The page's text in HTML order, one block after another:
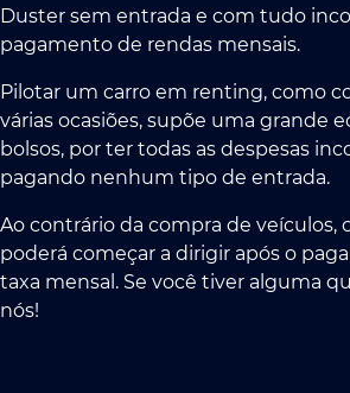
Duster sem entrada e com tudo
pagamento de rendas mensais.
Pilotar um carro em renting, como
várias ocasiões, supõe uma grande
bolsos, por ter todas as despesas
pagando nenhum tipo de entrada.
Ao contrário da compra de veículos,
poderá começar a dirigir após o
taxa mensal. Se você tiver alguma
nós!